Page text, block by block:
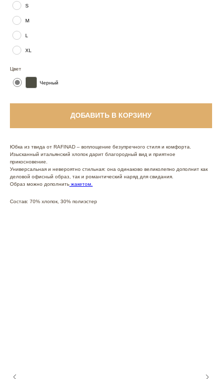
S
M
L
XL
Цвет
Черный
ДОБАВИТЬ В КОРЗИНУ
Юбка из твида от RAFINAD – воплощение безупречного стиля и комфорта.
Изысканный итальянский хлопок дарит благородный вид и приятное
прикосновение.
Универсальная и невероятно стильная: она одинаково великолепно дополнит как
деловой офисный образ, так и романтический наряд для свидания.
Образ можно дополнить жакетом.
Состав: 70% хлопок, 30% полиэстер